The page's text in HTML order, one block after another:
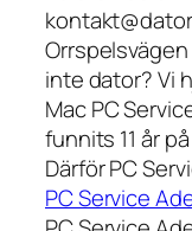
inte dator? Vi
Mac PC
funnits 11 år
Därför PC
PC Service